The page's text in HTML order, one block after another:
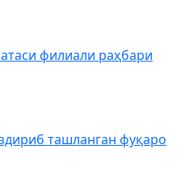
филиали раҳбари
ташланган фуқаро